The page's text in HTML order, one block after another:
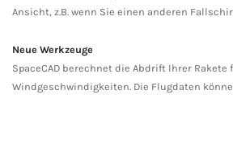
Ansicht, z.B. wenn Sie einen anderen
Neue Werkzeuge
SpaceCAD berechnet die Abdrift Ihrer Rakete
Windgeschwindigkeiten. Die Flugdaten